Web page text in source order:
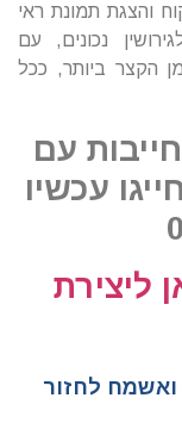
והצגת תמונת ראי
נכונים, עם
הקצר ביותר, ככל
עם
עכשיו
ליצירת
לחזור